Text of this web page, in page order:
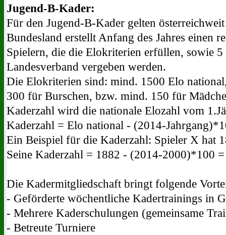
Jugend-B-Kader:
Für den Jugend-B-Kader gelten
Bundesland erstellt Anfang des Jahres einen
Spielern, die die Elokriterien erfüllen, sowie
Landesverband vergeben werden.
Die Elokriterien sind: mind. 1500 Elo
300 für Burschen, bzw. mind. 150 für
Kaderzahl wird die nationale Elozahl vom
Kaderzahl = Elo national - (2014-
Ein Beispiel für die Kaderzahl: Spieler X hat
Seine Kaderzahl = 1882 - (2014-2000)*100
Die Kadermitgliedschaft bringt folgende
- Geförderte wöchentliche Kadertrainings in
- Mehrere Kaderschulungen (gemeinsame
- Betreute Turniere